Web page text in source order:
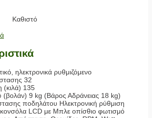
Καθιστό
ηλεκτρονικά ρυθμιζόμενο
32
(κιλά) 135
(βολάν) 9 kg (Βάρος Αδράνειας 18 kg)
ποδηλάτου Ηλεκτρονική ρύθμιση
κονσόλα LCD με Μπλε οπίσθιο φωτισμό